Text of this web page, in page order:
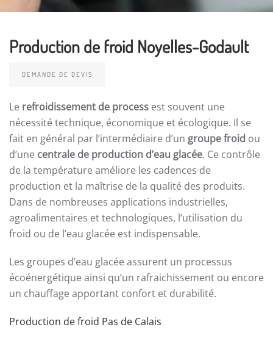
Production de froid Noyelles-Godault
DEMANDE DE DEVIS
Le refroidissement de process est souvent une
nécessité technique, économique et écologique. Il se
fait en général par l’intermédiaire d’un groupe froid ou
d’une centrale de production d’eau glacée. Ce contrôle
de la température améliore les cadences de
production et la maîtrise de la qualité des produits.
Dans de nombreuses applications industrielles,
agroalimentaires et technologiques, l’utilisation du
froid ou de l’eau glacée est indispensable.
Les groupes d’eau glacée assurent un processus
écoénergétique ainsi qu’un rafraichissement ou encore
un chauffage apportant confort et durabilité.
Production de froid Pas de Calais